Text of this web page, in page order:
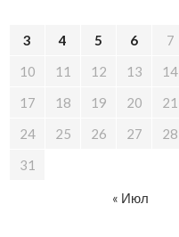
3
4 5 6 7
10
11 12 13 14
17
18 19 20 21
24
25 26 27 28
31
« Июл